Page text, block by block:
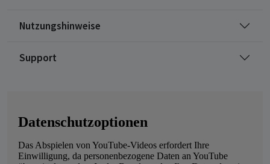
Nutzungshinweise
Support